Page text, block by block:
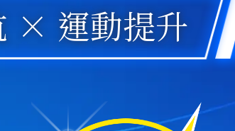
× 運動提升